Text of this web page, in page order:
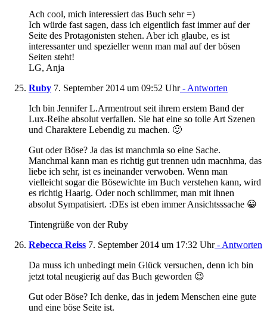
Ach cool, mich interessiert das Buch sehr =)
Ich würde fast sagen, dass ich eigentlich fast immer auf der
Seite des Protagonisten stehen. Aber ich glaube, es ist
interessanter und spezieller wenn man mal auf der bösen
Seiten steht!
LG, Anja
Ruby 7. September 2014 um 09:52 Uhr- Antworten
Ich bin Jennifer L.Armentrout seit ihrem erstem Band der
Lux-Reihe absolut verfallen. Sie hat eine so tolle Art Szenen
und Charaktere Lebendig zu machen. 🙂
Gut oder Böse? Ja das ist manchmla so eine Sache.
Manchmal kann man es richtig gut trennen udn macnhma, das
liebe ich sehr, ist es ineinander verwoben. Wenn man
vielleicht sogar die Bösewichte im Buch verstehen kann, wird
es richtig Haarig. Oder noch schlimmer, man mit ihnen
absolut Sympatisiert. :DEs ist eben immer Ansichtsssache 😀
Tintengrüße von der Ruby
Rebecca Reiss 7. September 2014 um 17:32 Uhr- Antworten
Da muss ich unbedingt mein Glück versuchen, denn ich bin
jetzt total neugierig auf das Buch geworden 😉
Gut oder Böse? Ich denke, das in jedem Menschen eine gute
und eine böse Seite ist.